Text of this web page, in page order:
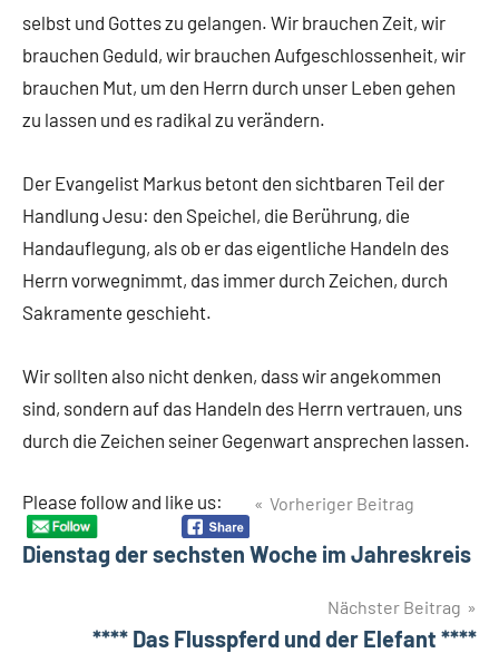
selbst und Gottes zu gelangen. Wir brauchen Zeit, wir
brauchen Geduld, wir brauchen Aufgeschlossenheit, wir
brauchen Mut, um den Herrn durch unser Leben gehen
zu lassen und es radikal zu verändern.
Der Evangelist Markus betont den sichtbaren Teil der
Handlung Jesu: den Speichel, die Berührung, die
Handauflegung, als ob er das eigentliche Handeln des
Herrn vorwegnimmt, das immer durch Zeichen, durch
Sakramente geschieht.
Wir sollten also nicht denken, dass wir angekommen
sind, sondern auf das Handeln des Herrn vertrauen, uns
durch die Zeichen seiner Gegenwart ansprechen lassen.
Please follow and like us:
BeitragsnavigationVorheriger Beitrag
Dienstag der sechsten Woche im Jahreskreis
Nächster Beitrag
**** Das Flusspferd und der Elefant ****